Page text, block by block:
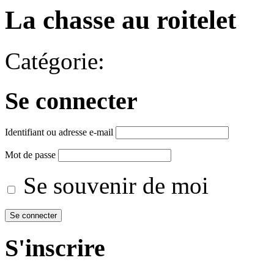
La chasse au roitelet
Catégorie:
Se connecter
Identifiant ou adresse e-mail
Mot de passe
Se souvenir de moi
S'inscrire